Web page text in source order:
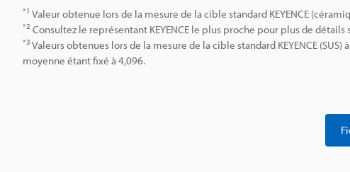
*1 Valeur obtenue lors de la mesure de la cible standard KEYENCE
*2 Consultez le représentant KEYENCE le plus proche pour plus de
*3 Valeurs obtenues lors de la mesure de la cible standard KEYENCE
moyenne étant fixé à 4,096.